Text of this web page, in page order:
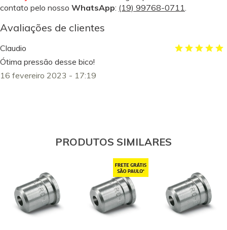
contato pelo nosso WhatsApp: (19) 99768-0711.
Avaliações de clientes
Claudio
Ótima pressão desse bico!
16 fevereiro 2023 - 17:19
PRODUTOS SIMILARES